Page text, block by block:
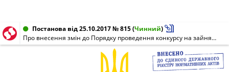
Постанова від 25.10.2017 № 815(Чинний)
Про внесення змін до Порядку проведення конкурсу на зайняття посад державної служби